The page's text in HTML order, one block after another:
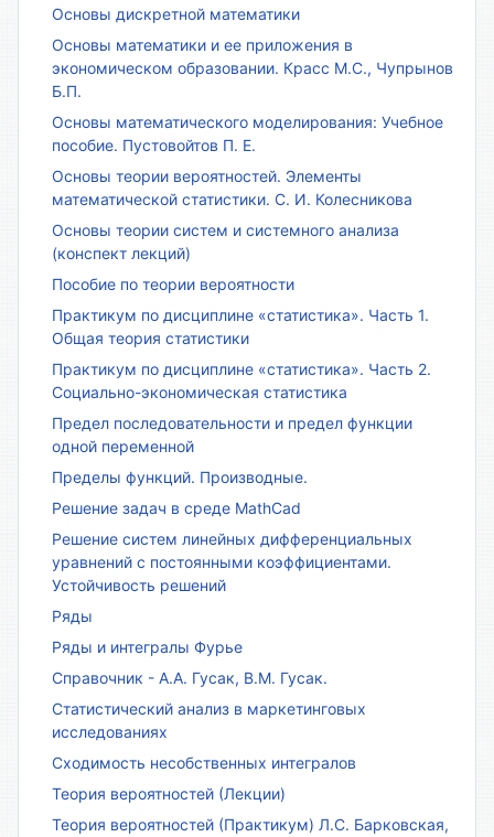
Основы дискретной математики
Основы математики и ее приложения в
экономическом образовании. Красс М.С., Чупрынов
Б.П.
Основы математического моделирования: Учебное
пособие. Пустовойтов П. Е.
Основы теории вероятностей. Элементы
математической статистики. С. И. Колесникова
Основы теории систем и системного анализа
(конспект лекций)
Пособие по теории вероятности
Практикум по дисциплине «статистика». Часть 1.
Общая теория статистики
Практикум по дисциплине «статистика». Часть 2.
Социально-экономическая статистика
Предел последовательности и предел функции
одной переменной
Пределы функций. Производные.
Решение задач в среде MathCad
Решение систем линейных дифференциальных
уравнений с постоянными коэффициентами.
Устойчивость решений
Ряды
Ряды и интегралы Фурье
Справочник - А.А. Гусак, В.М. Гусак.
Статистический анализ в маркетинговых
исследованиях
Сходимость несобственных интегралов
Теория вероятностей (Лекции)
Теория вероятностей (Практикум) Л.С. Барковская,